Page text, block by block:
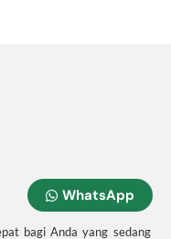
WhatsApp
bagi Anda yang sedang